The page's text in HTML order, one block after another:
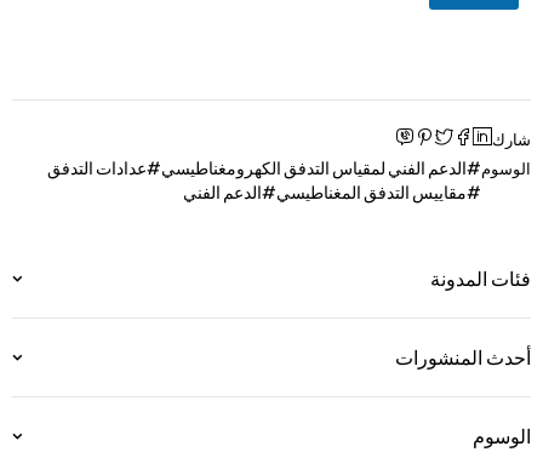
شارك
الوسوم
الدعم الفني لمقياس التدفق الكهرومغناطيسي
عدادات التدفق
مقاييس التدفق المغناطيسي
الدعم الفني
فئات المدونة
أحدث المنشورات
الوسوم